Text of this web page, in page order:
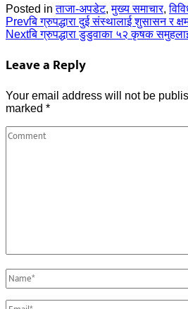
Posted inताजा-अपडेट,मुख्य समाचार,
Prevबि ग्रुपद्धारा दुई संस्थालाई शुसासन र
Nextबि ग्रुपद्धारा डुडुवाका ५२ कृषक
Leave a Reply
Your email address will not be
marked *